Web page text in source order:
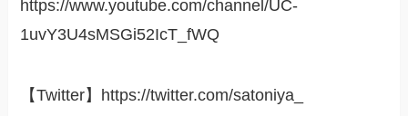
https://www.youtube.com/channel/UC-
1uvY3U4sMSGi52IcT_fWQ
【Twitter】https://twitter.com/satoniya_